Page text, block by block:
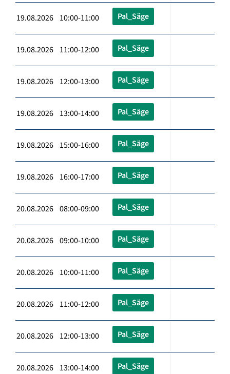
19.08.2026 10:00-11:00 Pal_Säge
19.08.2026 11:00-12:00 Pal_Säge
19.08.2026 12:00-13:00 Pal_Säge
19.08.2026 13:00-14:00 Pal_Säge
19.08.2026 15:00-16:00 Pal_Säge
19.08.2026 16:00-17:00 Pal_Säge
20.08.2026 08:00-09:00 Pal_Säge
20.08.2026 09:00-10:00 Pal_Säge
20.08.2026 10:00-11:00 Pal_Säge
20.08.2026 11:00-12:00 Pal_Säge
20.08.2026 12:00-13:00 Pal_Säge
20.08.2026 13:00-14:00 Pal_Säge